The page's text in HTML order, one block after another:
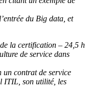
du Big data, et
la certification – 24,5 h
de service dans
contrat de service
ITIL, son utilité, les